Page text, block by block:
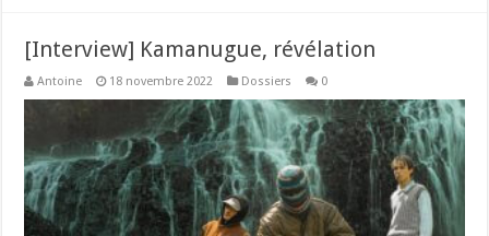
[Interview] Kamanugue, révélation
Antoine 18 novembre 2022 Dossiers 0